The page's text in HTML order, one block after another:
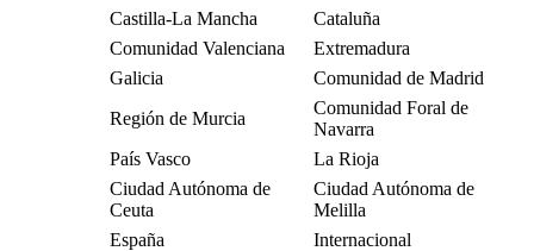
Castilla-La Mancha
Cataluña
Comunidad Valenciana
Extremadura
Galicia
Comunidad de Madrid
Región de Murcia
Comunidad Foral de
Navarra
País Vasco
La Rioja
Ciudad Autónoma de
Ceuta
Ciudad Autónoma de
Melilla
España
Internacional